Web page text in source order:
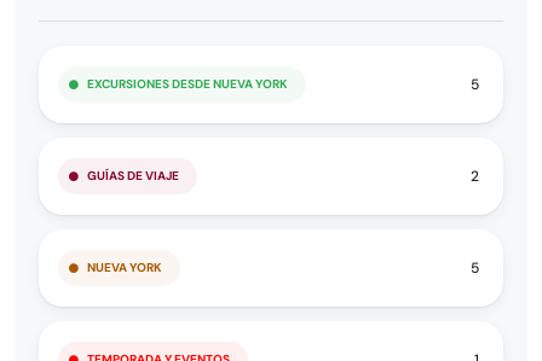
EXCURSIONES DESDE NUEVA YORK 5
GUÍAS DE VIAJE 2
NUEVA YORK 5